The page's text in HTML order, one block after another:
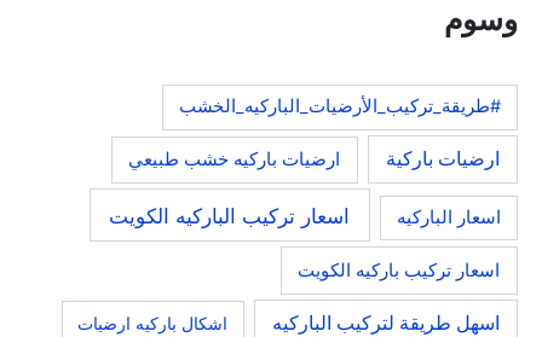
وسوم
#طريقة_تركيب_الأرضيات_الباركيه_الخشب
ارضيات باركية ارضيات باركيه خشب طبيعي
اسعار الباركيه اسعار تركيب الباركيه الكويت
اسعار تركيب باركيه الكويت
اسهل طريقة لتركيب الباركيه اشكال باركيه ارضيات